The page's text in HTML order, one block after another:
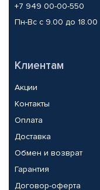
+7 949 00-00-550
Пн-Вс с 9.00 до 18.00
Клиентам
Акции
Контакты
Оплата
Доставка
Обмен и возврат
Гарантия
Договор-оферта